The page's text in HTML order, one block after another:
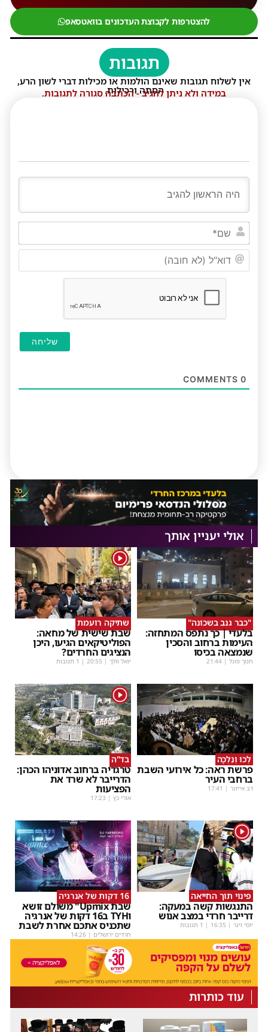
להצטרפות לקבוצת העדכונים בוואטסאפ
תגובות
אין לשלוח תגובות שאינם הולמות או מכילות דברי לשון הרע,
הסתה ורכילות.
במידה ולא ניתן להגיב - הכתבה סגורה לתגובות.
0
אולי יעניין אותך
"כבר גנב בשכונה"
בלעדי | כך נתפס המתחזה:
העימות ברחוב והסכין
שנמצאה בכיסו
חנוך פוגל |
21:44
1
שתיקה רועמת
שבת שישית של מחאה:
הפוליטיקאים הגיעו, היכן
הנציגים החרדים?
יואל וולך |
20:55 | 1 תגובות
לְכוּ וְנֵלְכָה
פרשת ראה: כל אירועי השבת
ברחבי העיר
דב אייזנר |
17:41
1
בד"ה
טרגדיה ברחוב אדוניהו הכהן:
הדרייבר לא שרד את
הפציעות
אורי כץ |
17:23
1
פינוי תוך החייאה
התנגשות קשה במעקה:
דרייבר חרדי במצב אנוש
יוסי וינר |
16:35 | 1 תגובות
16 דקות של אנרגיה
שבת Upmix" משולם זושא
וTYH ב16 דקות של אנרגיה
שתכניס אתכם אחרת לשבת
חרדים ירושלים |
14:26
עוד כותרות